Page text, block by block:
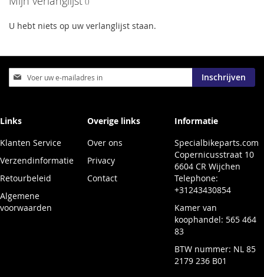
U hebt niets op uw verlanglijst staan.
Abonneer
u
nieuwsbrief
Inschrijven
Links
Klanten Service
Verzendinformatie
Retourbeleid
Algemene
voorwaarden
Overige links
Over ons
Privacy
Contact
Informatie
Specialbikeparts.com
Copernicusstraat 10
6604 CR Wijchen
Telephone:
+31243430854
Kamer van
koophandel: 565 464
83
BTW nummer: NL 85
2179 236 B01